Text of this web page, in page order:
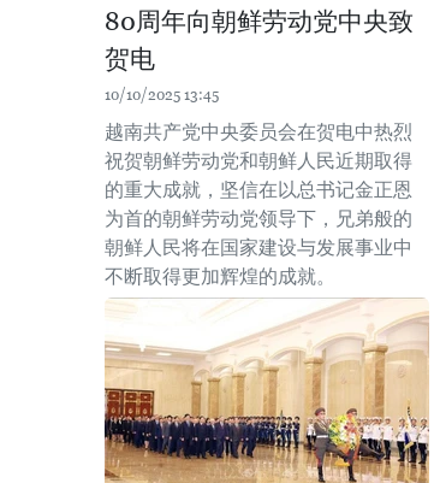
80周年向朝鲜劳动党中央致
贺电
10/10/2025 13:45
越南共产党中央委员会在贺电中热烈
祝贺朝鲜劳动党和朝鲜人民近期取得
的重大成就，坚信在以总书记金正恩
为首的朝鲜劳动党领导下，兄弟般的
朝鲜人民将在国家建设与发展事业中
不断取得更加辉煌的成就。